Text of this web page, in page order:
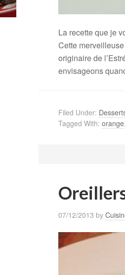
La recette que je
Cette
originaire de
envisageons
Filed Under:
Tagged With: orange,
07/12/2013 by